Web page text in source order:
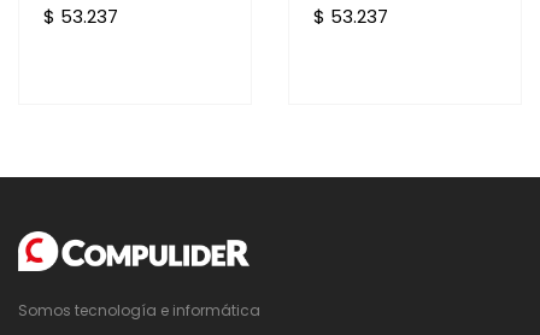
$ 53.237 $ 53.237
Somos tecnología e informática